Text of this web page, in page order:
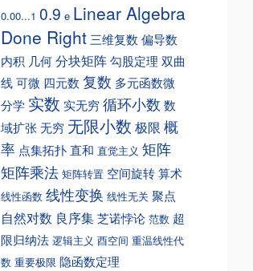
0.00...1 0.9 e Linear Algebra
Done Right 三维复数 偏导数
内积 几何 分块矩阵 勾股定理 双曲
线 可微 四元数 复数 多元函数微
分学 实数 实无穷 循环小数 数
域扩张 无穷 无限小数 极限 概
率 点集拓扑 直和 直觉主义 矩阵
矩阵乘法 矩阵转置 空间旋转 算术
线性函数 线性变换 线性无关 聚点
自然对数 良序集 芝诺悖论 范数 超
限归纳法 逻辑主义 酉空间 重温线性代
数 重要极限 隐函数定理